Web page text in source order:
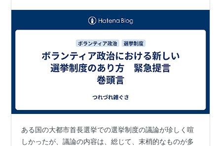
ある国の大都市首長選挙での選挙制度の議論が珍しく喧
しかったが、議論の内容は、総じて、末梢的なものが多